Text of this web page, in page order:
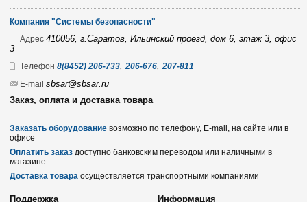
Компания "Системы безопасности"
Адрес 410056, г.Саратов, Ильинский проезд, дом 6, этаж 3, офис
3
Телефон 8(8452) 206-733,206-676,207-811
E-mail sbsar@sbsar.ru
Заказ, оплата и доставка товара
Заказать оборудование возможно по телефону, E-mail, на сайте или в
офисе
Оплатить заказ доступно банковским переводом или наличными в
магазине
Доставка товара осуществляется транспортными компаниями
Поддержка Информация